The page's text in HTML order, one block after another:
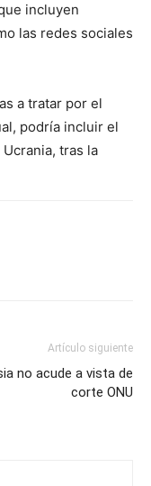
incluyen
las redes sociales
a tratar por el
podría incluir el
tras la
Artículo siguiente
no acude a vista de
corte ONU